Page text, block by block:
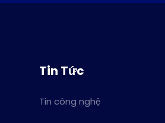
Tin Tức
Tin công nghệ